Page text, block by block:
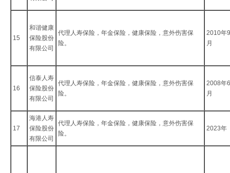
15
和谐健康
保险股份
有限公司
代理人寿保险，年金保险，健康保险，意外伤害保
险。
2010年
月
16
信泰人寿
保险股份
有限公司
代理人寿保险，年金保险，健康保险，意外伤害保
险。
2008年
月
17
海港人寿
保险股份
有限公司
代理人寿保险，年金保险，健康保险，意外伤害保
险。
2023年